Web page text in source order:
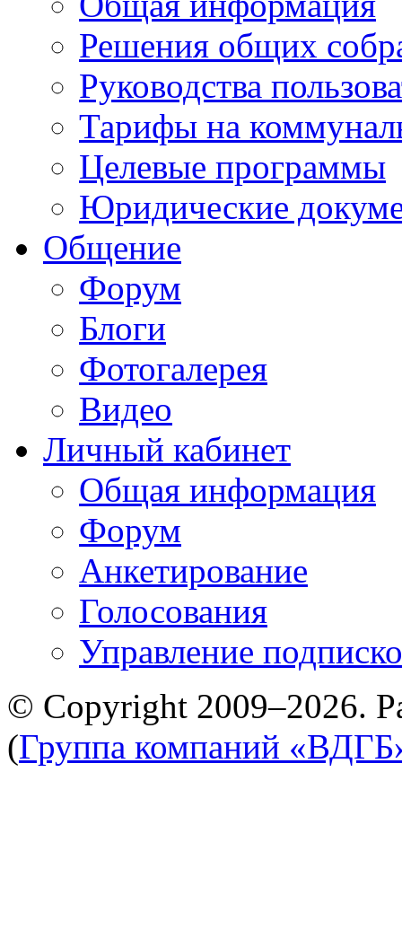
Решения общих
Руководства
Тарифы на
Целевые программы
Юридические
Общение
Форум
Блоги
Фотогалерея
Видео
Личный кабинет
Общая информация
Форум
Анкетирование
Голосования
Управление
© Copyright 2009–2026.
(Группа компаний